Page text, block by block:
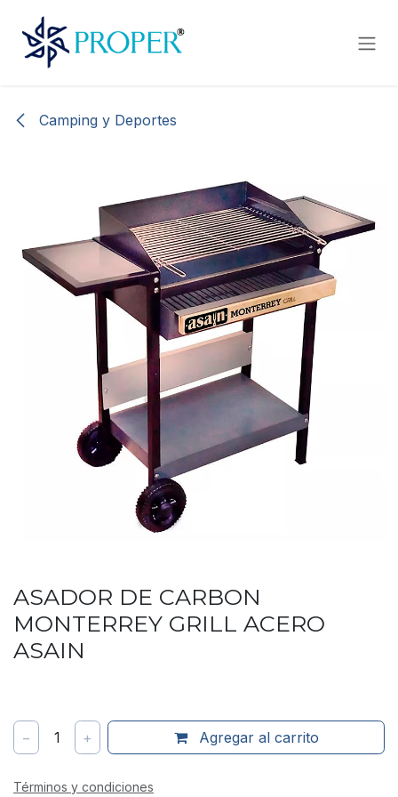
Camping y Deportes
ASADOR DE CARBON
MONTERREY GRILL ACERO
ASAIN
− 1 + Agregar al carrito
Términos y condiciones